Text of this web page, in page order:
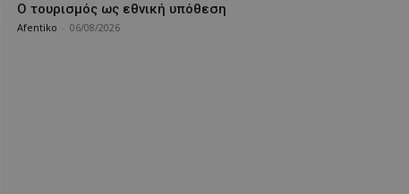
Ο τουρισμός ως εθνική υπόθεση
Afentiko 06/08/2026